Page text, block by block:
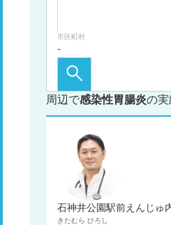
市区町村
周辺で感染性胃腸炎の実
石神井公園駅前えんじゅ
きたむら ひろし